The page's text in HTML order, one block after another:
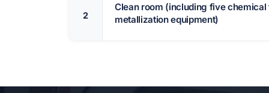
2
Clean room (including five
metallization equipment)